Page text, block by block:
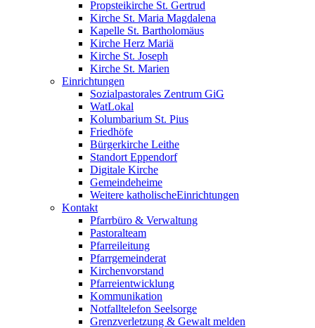
Propsteikirche St. Gertrud
Kirche St. Maria Magdalena
Kapelle St. Bartholomäus
Kirche Herz Mariä
Kirche St. Joseph
Kirche St. Marien
Einrichtungen
Sozialpastorales Zentrum GiG
WatLokal
Kolumbarium St. Pius
Friedhöfe
Bürgerkirche Leithe
Standort Eppendorf
Digitale Kirche
Gemeindeheime
Weitere katholische­­Einrichtungen
Kontakt
Pfarrbüro & Verwaltung
Pastoralteam
Pfarreileitung
Pfarrgemeinderat
Kirchenvorstand
Pfarreientwicklung
Kommunikation
Notfalltelefon Seelsorge
Grenzverletzung & Gewalt melden